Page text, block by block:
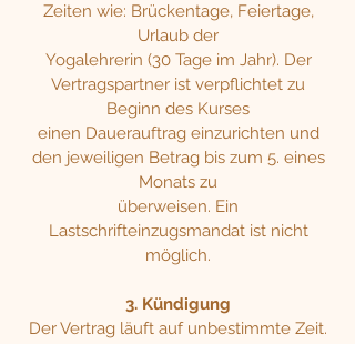
Zeiten wie: Brückentage, Feiertage,
Urlaub der
Yogalehrerin (30 Tage im Jahr). Der
Vertragspartner ist verpflichtet zu
Beginn des Kurses
einen Dauerauftrag einzurichten und
den jeweiligen Betrag bis zum 5. eines
Monats zu
überweisen. Ein
Lastschrifteinzugsmandat ist nicht
möglich.
3. Kündigung
Der Vertrag läuft auf unbestimmte Zeit.